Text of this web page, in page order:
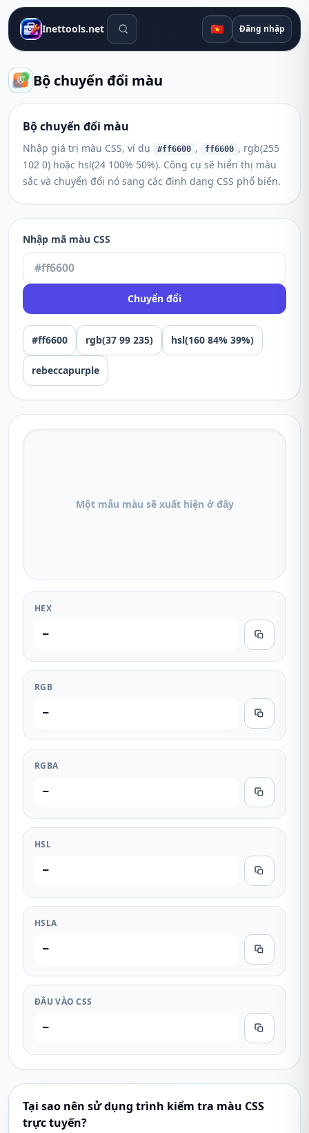
Inettools.net Công cụ tìm kiếm 🇻🇳 Đăng nhập
Bộ chuyển đổi màu
Bộ chuyển đổi màu
Nhập giá trị màu CSS, ví dụ #ff6600 , ff6600 , rgb(255
102 0) hoặc hsl(24 100% 50%). Công cụ sẽ hiển thị màu
sắc và chuyển đổi nó sang các định dạng CSS phổ biến.
Nhập mã màu CSS
Chuyển đổi
#ff6600 rgb(37 99 235) hsl(160 84% 39%)
rebeccapurple
Một mẫu màu sẽ xuất hiện ở đây
HEX
—
RGB
—
RGBA
—
HSL
—
HSLA
—
ĐẦU VÀO CSS
—
Tại sao nên sử dụng trình kiểm tra màu CSS
trực tuyến?